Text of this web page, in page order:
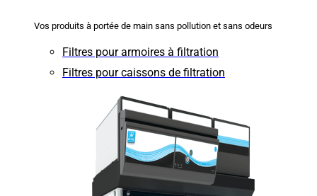
Vos produits à portée de main sans pollution et sans odeurs
Filtres pour armoires à filtration
Filtres pour caissons de filtration